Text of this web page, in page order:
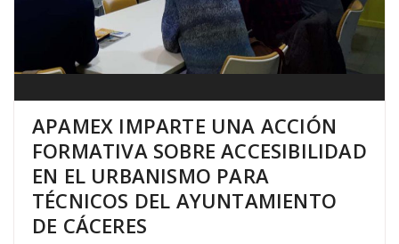
APAMEX IMPARTE UNA ACCIÓN
FORMATIVA SOBRE ACCESIBILIDAD
EN EL URBANISMO PARA
TÉCNICOS DEL AYUNTAMIENTO
DE CÁCERES